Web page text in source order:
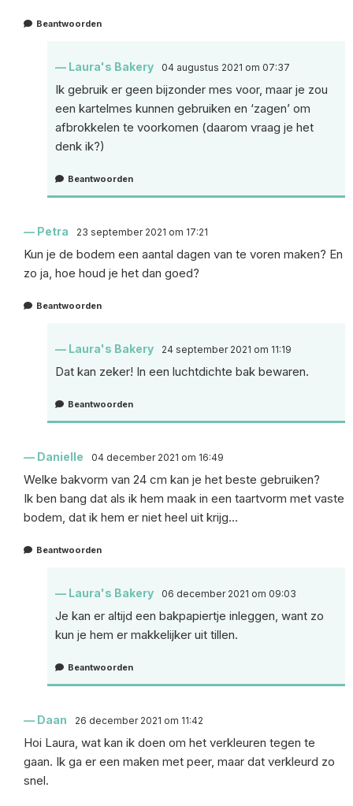
Beantwoorden
Laura's Bakery 04 augustus 2021 om 07:37
Ik gebruik er geen bijzonder mes voor, maar je zou
een kartelmes kunnen gebruiken en ‘zagen’ om
afbrokkelen te voorkomen (daarom vraag je het
denk ik?)
Beantwoorden
Petra 23 september 2021 om 17:21
Kun je de bodem een aantal dagen van te voren maken? En
zo ja, hoe houd je het dan goed?
Beantwoorden
Laura's Bakery 24 september 2021 om 11:19
Dat kan zeker! In een luchtdichte bak bewaren.
Beantwoorden
Danielle 04 december 2021 om 16:49
Welke bakvorm van 24 cm kan je het beste gebruiken?
Ik ben bang dat als ik hem maak in een taartvorm met vaste
bodem, dat ik hem er niet heel uit krijg…
Beantwoorden
Laura's Bakery 06 december 2021 om 09:03
Je kan er altijd een bakpapiertje inleggen, want zo
kun je hem er makkelijker uit tillen.
Beantwoorden
Daan 26 december 2021 om 11:42
Hoi Laura, wat kan ik doen om het verkleuren tegen te
gaan. Ik ga er een maken met peer, maar dat verkleurd zo
snel.